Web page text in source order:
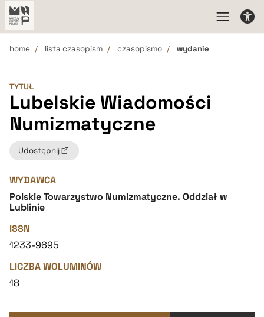
home lista czasopism czasopismo wydanie
TYTUŁ
Lubelskie Wiadomości
Numizmatyczne
Udostępnij
WYDAWCA
Polskie Towarzystwo Numizmatyczne. Oddział w
Lublinie
ISSN
1233-9695
LICZBA WOLUMINÓW
18